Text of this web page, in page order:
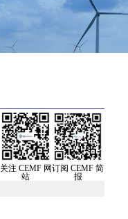
关注 CEMF 网
站
订阅 CEMF 简
报